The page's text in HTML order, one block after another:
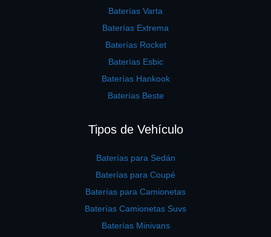
Baterías Varta
Baterías Extrema
Baterías Rocket
Baterías Esbic
Baterías Hankook
Baterías Beste
Tipos de Vehículo
Baterías para Sedán
Baterías para Coupé
Baterías para Camionetas
Baterías Camionetas Suvs
Baterías Minivans